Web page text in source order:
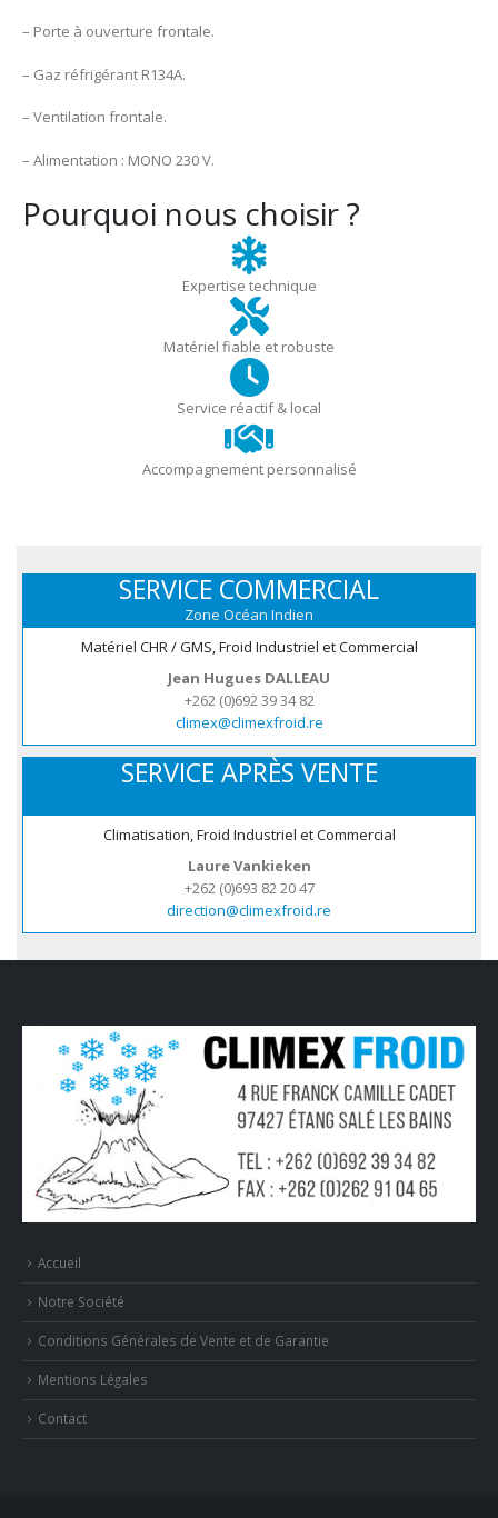
– Porte à ouverture frontale.
– Gaz réfrigérant R134A.
– Ventilation frontale.
– Alimentation : MONO 230 V.
Pourquoi nous choisir ?
Expertise technique
Matériel fiable et robuste
Service réactif & local
Accompagnement personnalisé
SERVICE COMMERCIAL
Zone Océan Indien
Matériel CHR / GMS, Froid Industriel et Commercial
Jean Hugues DALLEAU
+262 (0)692 39 34 82
climex@climexfroid.re
SERVICE APRÈS VENTE
Climatisation, Froid Industriel et Commercial
Laure Vankieken
+262 (0)693 82 20 47
direction@climexfroid.re
Accueil
Notre Société
Conditions Générales de Vente et de Garantie
Mentions Légales
Contact